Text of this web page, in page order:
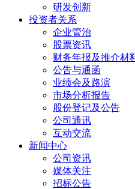
研发创新
投资者关系
企业管治
股票资讯
财务年报及推介材
公告与通函
业绩会及路演
市场分析报告
股份登记及公告
公司通讯
互动交流
新闻中心
公司资讯
媒体关注
招标公告